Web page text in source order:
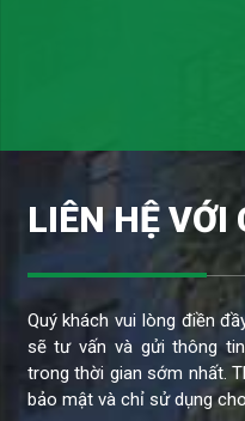
LIÊN HỆ VỚI
Quý khách vui lòng điền
sẽ tư vấn và gửi thông
trong thời gian sớm nhất.
bảo mật và chỉ sử dụng
Thanh Kim
Đất nền